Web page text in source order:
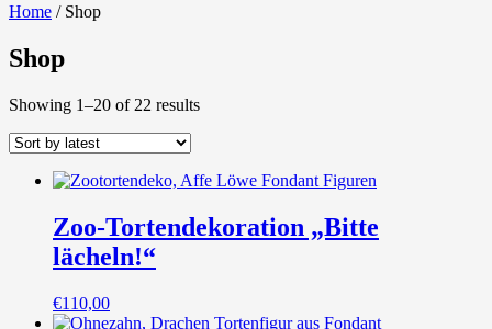
Home / Shop
Shop
Showing 1–20 of 22 results
Zoo-Tortendekoration „Bitte
lächeln!“
€110,00